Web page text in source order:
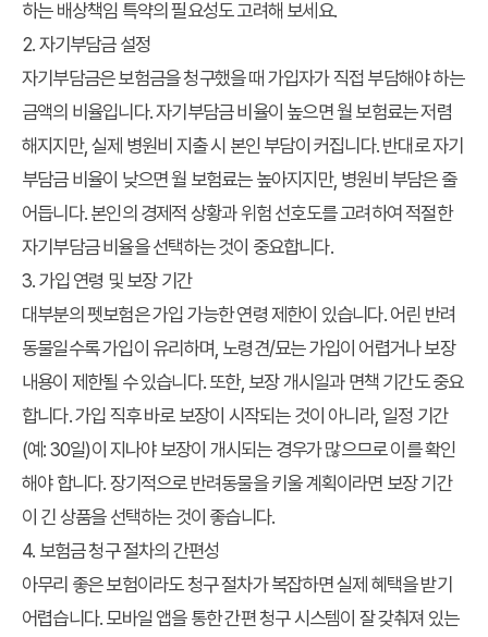
하는 배상책임 특약의 필요성도 고려해 보세요.
2. 자기부담금 설정
자기부담금은 보험금을 청구했을 때 가입자가 직접 부담해야 하는
금액의 비율입니다. 자기부담금 비율이 높으면 월 보험료는 저렴
해지지만, 실제 병원비 지출 시 본인 부담이 커집니다. 반대로 자기
부담금 비율이 낮으면 월 보험료는 높아지지만, 병원비 부담은 줄
어듭니다. 본인의 경제적 상황과 위험 선호도를 고려하여 적절한
자기부담금 비율을 선택하는 것이 중요합니다.
3. 가입 연령 및 보장 기간
대부분의 펫보험은 가입 가능한 연령 제한이 있습니다. 어린 반려
동물일수록 가입이 유리하며, 노령견/묘는 가입이 어렵거나 보장
내용이 제한될 수 있습니다. 또한, 보장 개시일과 면책 기간도 중요
합니다. 가입 직후 바로 보장이 시작되는 것이 아니라, 일정 기간
(예: 30일)이 지나야 보장이 개시되는 경우가 많으므로 이를 확인
해야 합니다. 장기적으로 반려동물을 키울 계획이라면 보장 기간
이 긴 상품을 선택하는 것이 좋습니다.
4. 보험금 청구 절차의 간편성
아무리 좋은 보험이라도 청구 절차가 복잡하면 실제 혜택을 받기
어렵습니다. 모바일 앱을 통한 간편 청구 시스템이 잘 갖춰져 있는